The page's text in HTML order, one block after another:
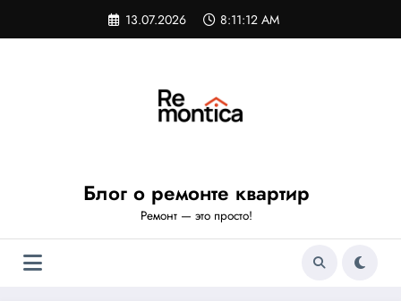
содержимому
13.07.2026 8:11:13 AM
Блог о ремонте квартир
Ремонт — это просто!